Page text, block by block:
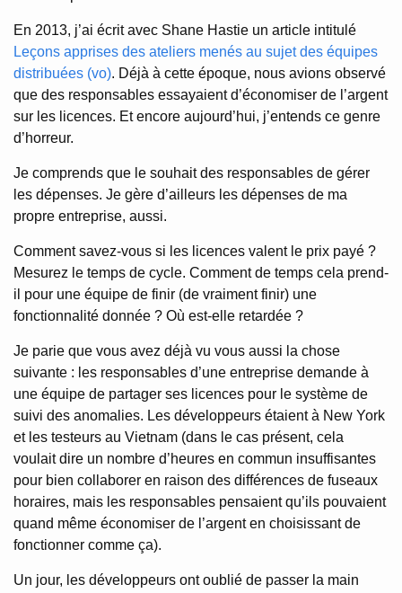
En 2013, j’ai écrit avec Shane Hastie un article intitulé
Leçons apprises des ateliers menés au sujet des équipes
distribuées (vo). Déjà à cette époque, nous avions observé
que des responsables essayaient d’économiser de l’argent
sur les licences. Et encore aujourd’hui, j’entends ce genre
d’horreur.
Je comprends que le souhait des responsables de gérer
les dépenses. Je gère d’ailleurs les dépenses de ma
propre entreprise, aussi.
Comment savez-vous si les licences valent le prix payé ?
Mesurez le temps de cycle. Comment de temps cela prend-
il pour une équipe de finir (de vraiment finir) une
fonctionnalité donnée ? Où est-elle retardée ?
Je parie que vous avez déjà vu vous aussi la chose
suivante : les responsables d’une entreprise demande à
une équipe de partager ses licences pour le système de
suivi des anomalies. Les développeurs étaient à New York
et les testeurs au Vietnam (dans le cas présent, cela
voulait dire un nombre d’heures en commun insuffisantes
pour bien collaborer en raison des différences de fuseaux
horaires, mais les responsables pensaient qu’ils pouvaient
quand même économiser de l’argent en choisissant de
fonctionner comme ça).
Un jour, les développeurs ont oublié de passer la main